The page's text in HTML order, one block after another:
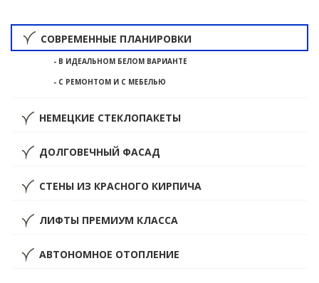
СОВРЕМЕННЫЕ ПЛАНИРОВКИ
- В ИДЕАЛЬНОМ БЕЛОМ ВАРИАНТЕ
- С РЕМОНТОМ И С МЕБЕЛЬЮ
НЕМЕЦКИЕ СТЕКЛОПАКЕТЫ
ДОЛГОВЕЧНЫЙ ФАСАД
СТЕНЫ ИЗ КРАСНОГО КИРПИЧА
ЛИФТЫ ПРЕМИУМ КЛАССА
АВТОНОМНОЕ ОТОПЛЕНИЕ